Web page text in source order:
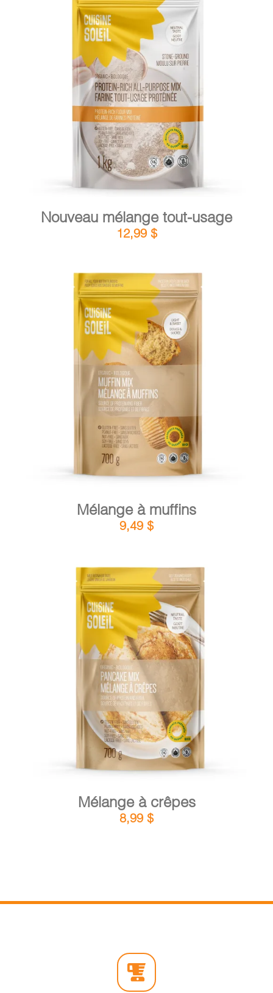
PANIER
AJOUTER AU PANIER / DÉTAILS
Nouveau mélange tout-usage
12,99 $
AJOUTER AU PANIER
Mélange à muffins
9,49 $
AJOUTER AU PANIER
Mélange à crêpes
8,99 $